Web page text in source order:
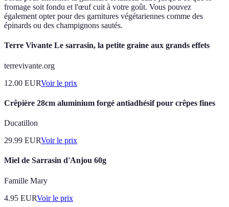
fromage soit fondu et l'œuf cuit à votre goût. Vous pouvez
également opter pour des garnitures végétariennes comme des
épinards ou des champignons sautés.
Terre Vivante Le sarrasin, la petite graine aux grands effets
terrevivante.org
12.00 EURVoir le prix
Crêpière 28cm aluminium forgé antiadhésif pour crêpes fines
Ducatillon
29.99 EURVoir le prix
Miel de Sarrasin d'Anjou 60g
Famille Mary
4.95 EURVoir le prix